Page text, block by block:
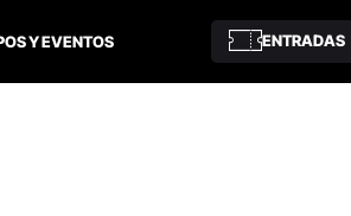
Y EVENTOS ENTRADAS